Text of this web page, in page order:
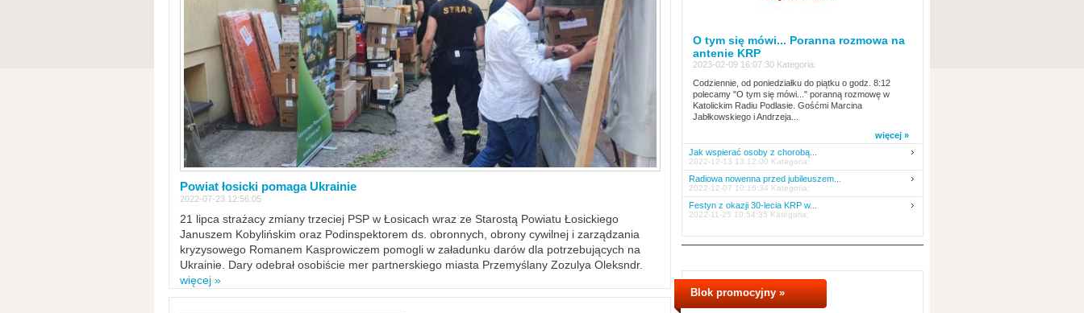
Powiat łosicki pomaga Ukrainie
2022-07-23 12:56:05
21 lipca strażacy zmiany trzeciej PSP w Łosicach wraz ze Starostą Powiatu Łosickiego
Januszem Kobylińskim oraz Podinspektorem ds. obronnych, obrony cywilnej i zarządzania
kryzysowego Romanem Kasprowiczem pomogli w załadunku darów dla potrzebujących na
Ukrainie. Dary odebrał osobiście mer partnerskiego miasta Przemyślany Zozulya Oleksndr.
więcej »
O tym się mówi... Poranna rozmowa na
antenie KRP
2023-02-09 16:07:30 Kategoria:
Codziennie, od poniedziałku do piątku o godz. 8:12
polecamy "O tym się mówi..." poranną rozmowę w
Katolickim Radiu Podlasie. Gośćmi Marcina
Jabłkowskiego i Andrzeja...
więcej »
Jak wspierać osoby z chorobą...
2022-12-13 13:12:00 Kategoria:
Radiowa nowenna przed jubileuszem...
2022-12-07 10:16:34 Kategoria:
Festyn z okazji 30-lecia KRP w...
2022-11-25 10:54:35 Kategoria:
Blok promocyjny »